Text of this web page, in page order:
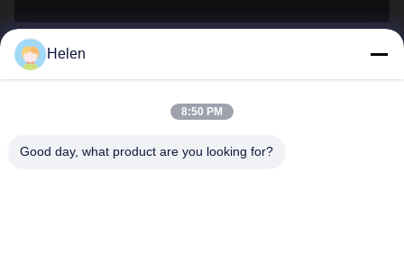
sales@perfectlaser.net
Helen
8:50 PM
Good day, what product are you looking for?